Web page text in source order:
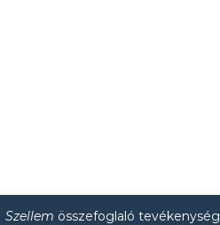
Szellem összefoglaló tevékenység